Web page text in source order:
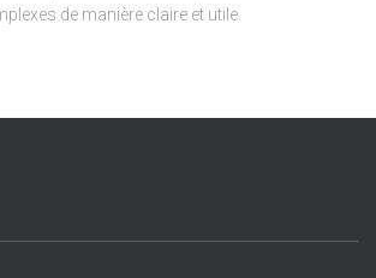
de manière claire et utile.